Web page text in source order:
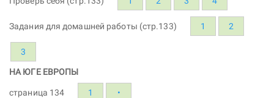
Задания для домашней работы (стр.133) 1 2
3
НА ЮГЕ ЕВРОПЫ
страница 134 1 •